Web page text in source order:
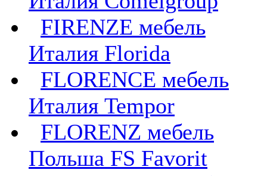
FIRENZE мебель
Италия Florida
FLORENCE мебель
Италия Tempor
FLORENZ мебель
Польша FS Favorit